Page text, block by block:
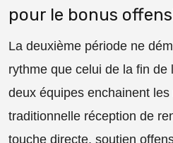
pour le bonus
La deuxième période ne
rythme que celui de la fin
deux équipes enchainent
traditionnelle réception de
touche directe, soutien